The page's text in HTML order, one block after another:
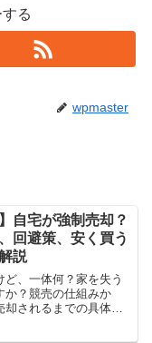
る
wpmaster
自宅が強制売却？
回避策、安く買う
説
ど、一体何？家を失う
か？競売の仕組みか
されるまでの具体的